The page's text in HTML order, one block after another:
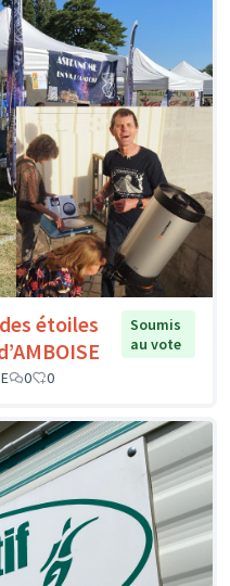
étoiles
Soumis
au vote
0 0